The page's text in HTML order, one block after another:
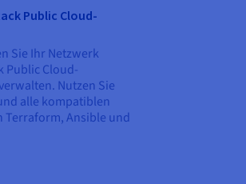
Public Cloud-
Sie Ihr Netzwerk
Public Cloud-
Nutzen Sie
alle kompatiblen
Terraform, Ansible und